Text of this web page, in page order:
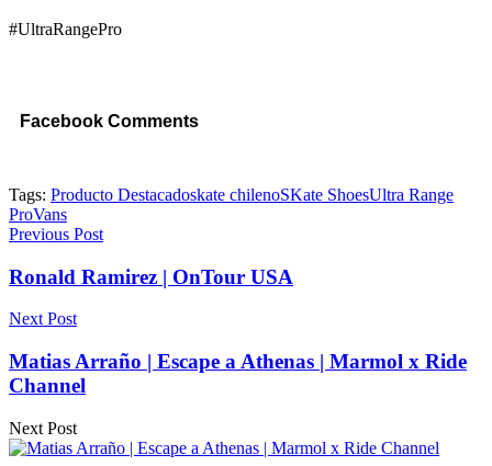
#UltraRangePro
Facebook Comments
Tags: Producto Destacadoskate chilenoSKate ShoesUltra Range
ProVans
Previous Post
Ronald Ramirez | OnTour USA
Next Post
Matias Arraño | Escape a Athenas | Marmol x Ride
Channel
Next Post